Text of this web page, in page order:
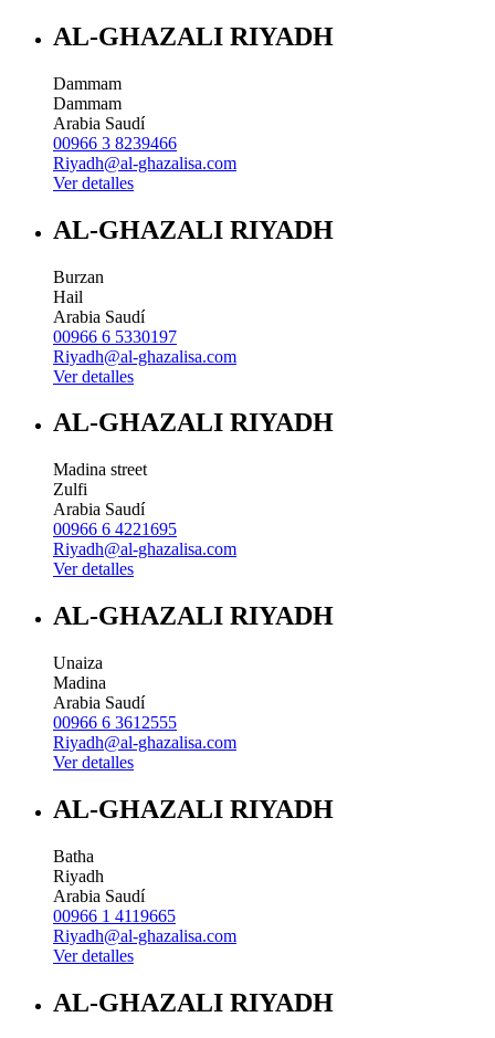
AL-GHAZALI RIYADH
Dammam
Dammam
Arabia Saudí
00966 3 8239466
Riyadh@al-ghazalisa.com
Ver detalles
AL-GHAZALI RIYADH
Burzan
Hail
Arabia Saudí
00966 6 5330197
Riyadh@al-ghazalisa.com
Ver detalles
AL-GHAZALI RIYADH
Madina street
Zulfi
Arabia Saudí
00966 6 4221695
Riyadh@al-ghazalisa.com
Ver detalles
AL-GHAZALI RIYADH
Unaiza
Madina
Arabia Saudí
00966 6 3612555
Riyadh@al-ghazalisa.com
Ver detalles
AL-GHAZALI RIYADH
Batha
Riyadh
Arabia Saudí
00966 1 4119665
Riyadh@al-ghazalisa.com
Ver detalles
AL-GHAZALI RIYADH